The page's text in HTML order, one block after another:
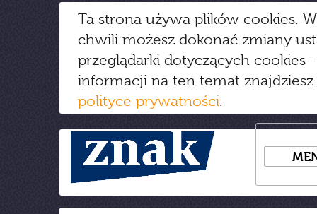
Ta strona używa plików cookies.
chwili możesz dokonać zmiany
przeglądarki dotyczących cookies
informacji na ten temat
polityce prywatności.